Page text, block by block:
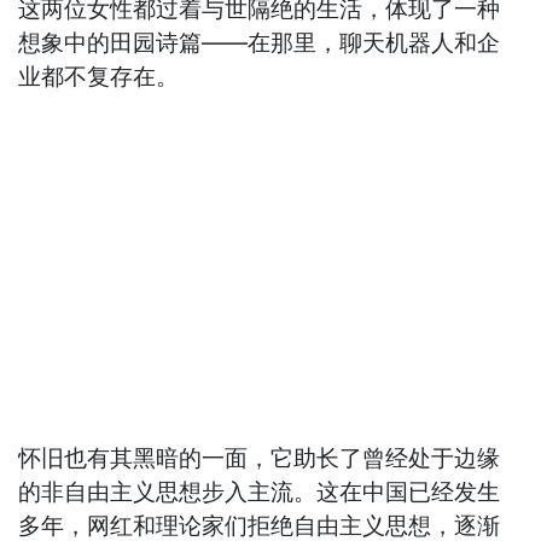
这两位女性都过着与世隔绝的生活，体现了一种
想象中的田园诗篇——在那里，聊天机器人和企
业都不复存在。
怀旧也有其黑暗的一面，它助长了曾经处于边缘
的非自由主义思想步入主流。这在中国已经发生
多年，网红和理论家们拒绝自由主义思想，逐渐